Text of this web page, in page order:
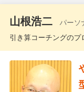
山根浩二
パーソ
引き算コーチングのプ